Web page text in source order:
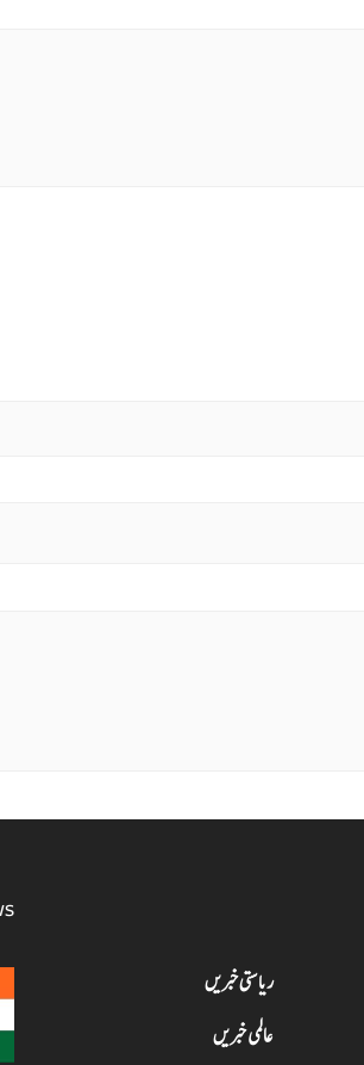
ریاستی خبریں
عالمی خبریں